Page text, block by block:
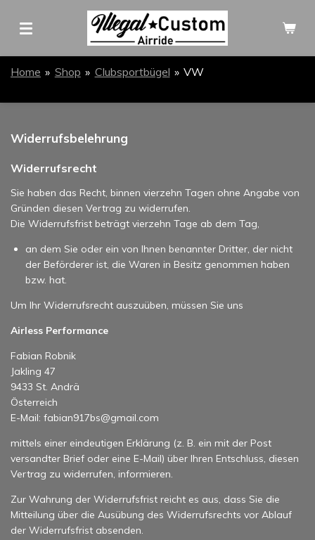
Hauptinhalt
Home » Shop » Clubsportbügel » VW
Widerrufsbelehrung
Widerrufsrecht
Sie haben das Recht, binnen vierzehn Tagen ohne Angabe von
Gründen diesen Vertrag zu widerrufen.
Die Widerrufsfrist beträgt vierzehn Tage ab dem Tag,
an dem Sie oder ein von Ihnen benannter Dritter, der nicht
der Beförderer ist, die Waren in Besitz genommen haben
bzw. hat.
Um Ihr Widerrufsrecht auszuüben, müssen Sie uns
Airless Performance
Fabian Robnik
Jakling 47
9433 St. Andrä
Österreich
E-Mail: fabian917bs@gmail.com
mittels einer eindeutigen Erklärung (z. B. ein mit der Post
versandter Brief oder eine E-Mail) über Ihren Entschluss, diesen
Vertrag zu widerrufen, informieren.
Zur Wahrung der Widerrufsfrist reicht es aus, dass Sie die
Mitteilung über die Ausübung des Widerrufsrechts vor Ablauf
der Widerrufsfrist absenden.